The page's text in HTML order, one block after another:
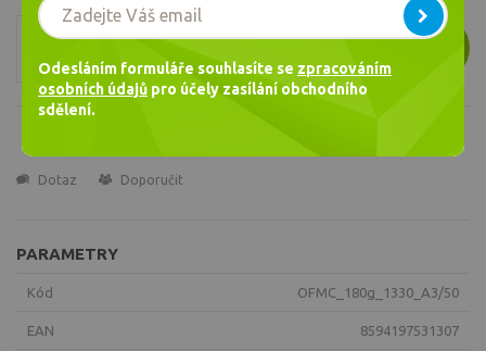
Dotaz Doporučit
PARAMETRY
Kód OFMC_180g_1330_A3/50
EAN 8594197531307
Odesláním formuláře souhlasíte se zpracováním
osobních údajů pro účely zasílání obchodního
sdělení.